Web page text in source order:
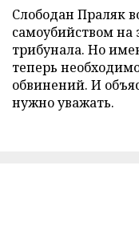
Слободан Праляк
самоубийством на
трибунала. Но
теперь
обвинений. И
нужно уважать.